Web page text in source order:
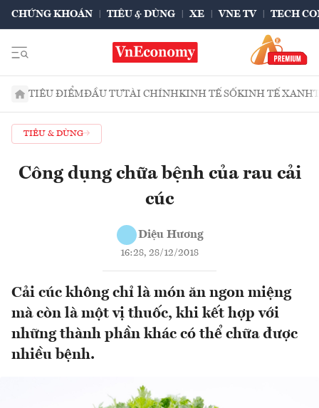
CHỨNG KHOÁN TIÊU & DÙNG XE VNE TV TECH
TIÊU ĐIỂMĐẦU TƯTÀI CHÍNHKINH TẾ SỐKINH TẾ XANH
TIÊU & DÙNG
Công dụng chữa bệnh của rau cải
cúc
Diệu Hương
16:28, 28/12/2018
Cải cúc không chỉ là món ăn ngon miệng
mà còn là một vị thuốc, khi kết hợp với
những thành phần khác có thể chữa được
nhiều bệnh.